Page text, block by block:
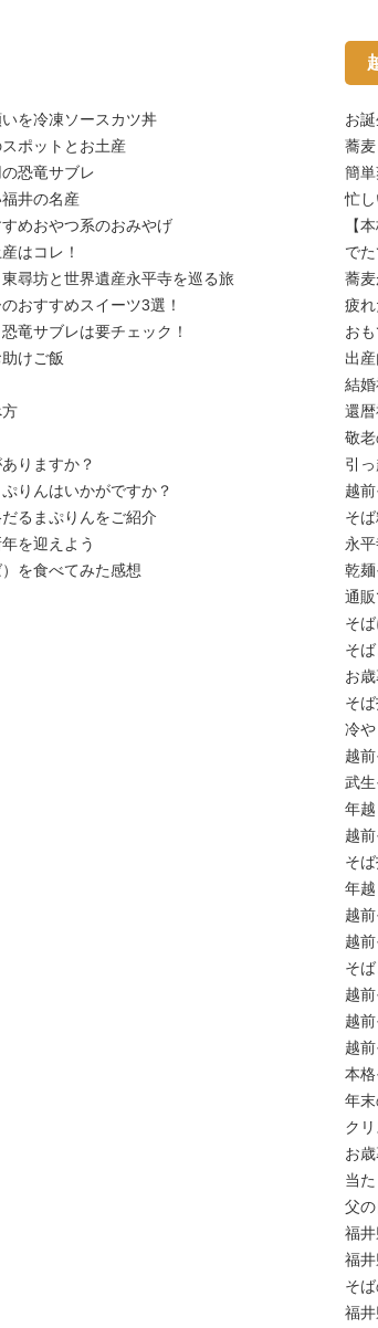
を冷凍ソースカツ丼
ポットとお土産
恐竜サブレ
井の名産
めおやつ系のおみやげ
はコレ！
尋坊と世界遺産永平寺を巡る旅
おすすめスイーツ3選！
竜サブレは要チェック！
けご飯
りますか？
りんはいかがですか？
るまぷりんをご紹介
を迎えよう
を食べてみた感想
お
蕎
簡
忙
【
で
蕎
疲
お
出
結
還
敬
引
越
そ
永
乾
通
そ
そ
お
そ
冷
越
武
年
越
そ
年
越
越
そ
越
越
越
本
年
ク
お
当
父
福
福
そ
福